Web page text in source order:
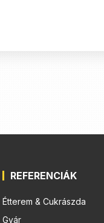
REFERENCIÁK
Étterem & Cukrászda
Gyár